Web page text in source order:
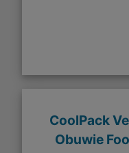
CoolPack
Obuwie